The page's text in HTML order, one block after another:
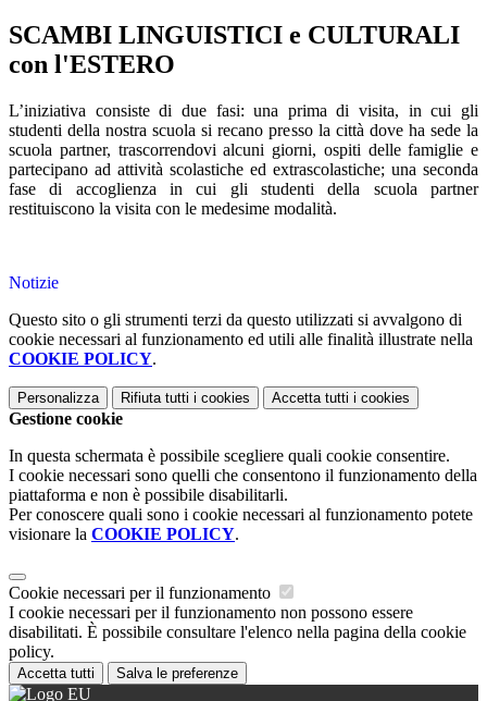
SCAMBI LINGUISTICI e CULTURALI
con l'ESTERO
L’iniziativa consiste di due fasi: una prima di visita, in cui gli
studenti della nostra scuola si recano presso la città dove ha sede la
scuola partner, trascorrendovi alcuni giorni, ospiti delle famiglie e
partecipano ad attività scolastiche ed extrascolastiche; una seconda
fase di accoglienza in cui gli studenti della scuola partner
restituiscono la visita con le medesime modalità.
Notizie
Questo sito o gli strumenti terzi da questo utilizzati si avvalgono di
cookie necessari al funzionamento ed utili alle finalità illustrate nella
COOKIE POLICY.
Personalizza Rifiuta tutti i cookies Accetta tutti i cookies
Gestione cookie
In questa schermata è possibile scegliere quali cookie consentire.
I cookie necessari sono quelli che consentono il funzionamento della
piattaforma e non è possibile disabilitarli.
Per conoscere quali sono i cookie necessari al funzionamento potete
visionare la COOKIE POLICY.
Cookie necessari per il funzionamento
I cookie necessari per il funzionamento non possono essere
disabilitati. È possibile consultare l'elenco nella pagina della cookie
policy.
Accetta tutti Salva le preferenze